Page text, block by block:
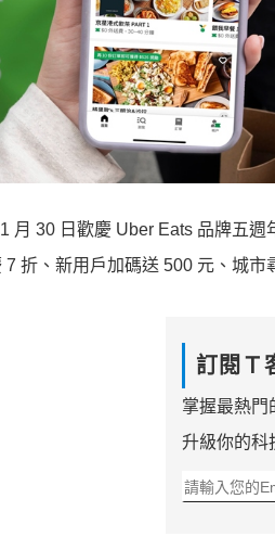
月 30 日歡慶 Uber Eats 品牌五
折、新用戶加碼送 500 元、城市
訂閱Ｔ
掌握最熱門
升級你的科